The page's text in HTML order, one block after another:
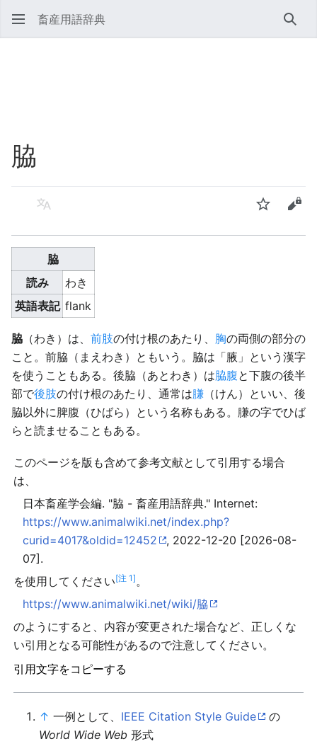
畜産用語辞典 検索
脇
言語 ウォッチソ
脇
読み
わき
英語表記 flank
脇 （わき）は、 前肢の付け根のあたり、 胸の両側の部分の
こと。前脇（まえわき）ともいう。脇は「腋」という漢字
を使うこともある。後脇（あとわき）は脇腹と下腹の後半
部で後肢の付け根のあたり、通常は膁 （けん）といい、後
脇以外に脾腹（ひばら）という名称もある。膁の字でひば
らと読ませることもある。
このページを版も含めて参考文献として引用する場合
は、
日本畜産学会編. "脇 - 畜産用語辞典." Internet:
https://www.animalwiki.net/index.php?
curid=4017&oldid=12452
, 2022-12-20 [2026-08-
07].
を使用してください[注 1]。
https://www.animalwiki.net/wiki/脇
のようにすると、内容が変更された場合など、正しくな
い引用となる可能性があるので注意してください。
引用文字をコピーする
↑ 一例として、 IEEE Citation Style Guide
の
World Wide Web 形式